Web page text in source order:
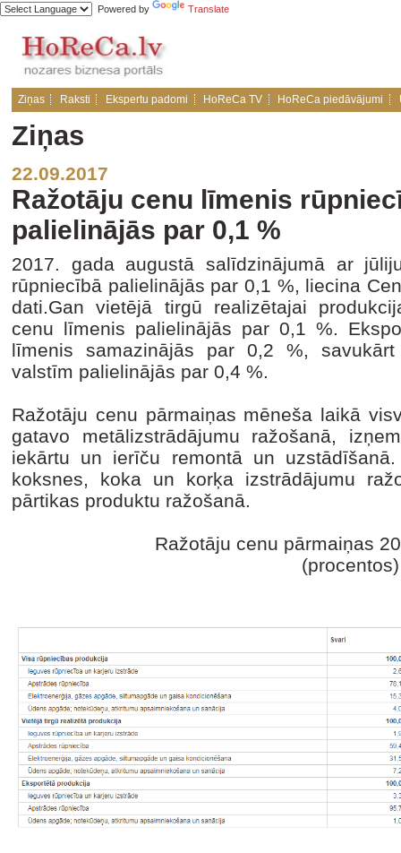
Powered by Translate
Ziņas Raksti Ekspertu padomi HoReCa TV HoReCa piedāvājumi
Ziņas
22.09.2017
Ražotāju cenu līmenis
palielinājās par 0,1 %
2017. gada augustā salīdzinājumā ar
rūpniecībā palielinājās par 0,1 %, liecina
dati.Gan vietējā tirgū realizētajai
cenu līmenis palielinājās par 0,1 %.
līmenis samazinājās par 0,2 %,
valstīm palielinājās par 0,4 %.
Ražotāju cenu pārmaiņas mēneša laikā
gatavo metālizstrādājumu ražošanā,
iekārtu un ierīču remontā un
koksnes, koka un korķa izstrādājumu
pārtikas produktu ražošanā.
Ražotāju cenu pārmaiņas
(procentos)